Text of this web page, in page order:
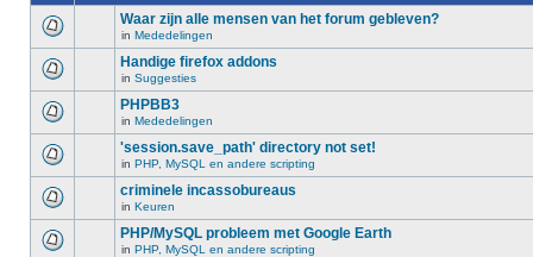
Waar zijn alle mensen van het forum gebleven?
in Mededelingen
Handige firefox addons
in Suggesties
PHPBB3
in Mededelingen
'session.save_path' directory not set!
in PHP, MySQL en andere scripting
criminele incassobureaus
in Keuren
PHP/MySQL probleem met Google Earth
in PHP, MySQL en andere scripting